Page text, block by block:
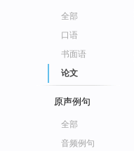
全部
口语
书面语
论文
原声例句
全部
音频例句